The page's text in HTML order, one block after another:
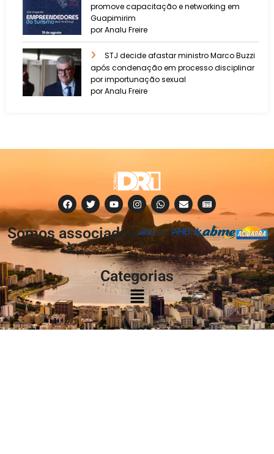
promove capacitação e networking em
Guapimirim
por Analu Freire
STJ decide afastar ministro Marco Buzzi
após condenação em processo disciplinar
por importunação sexual
por Analu Freire
Somos associados
à:
Categorias